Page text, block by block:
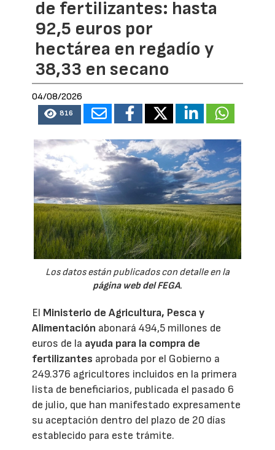
de fertilizantes: hasta
92,5 euros por
hectárea en regadío y
38,33 en secano
04/08/2026
816
Los datos están publicados con detalle en la
página web del FEGA.
El Ministerio de Agricultura, Pesca y
Alimentación abonará 494,5 millones de
euros de la ayuda para la compra de
fertilizantes aprobada por el Gobierno a
249.376 agricultores incluidos en la primera
lista de beneficiarios, publicada el pasado 6
de julio, que han manifestado expresamente
su aceptación dentro del plazo de 20 días
establecido para este trámite.